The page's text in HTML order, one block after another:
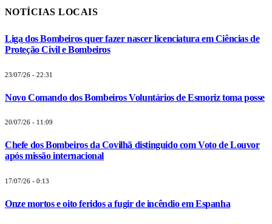
NOTÍCIAS LOCAIS
Liga dos Bombeiros quer fazer nascer licenciatura em Ciências de
Proteção Civil e Bombeiros
23/07/26 - 22:31
Novo Comando dos Bombeiros Voluntários de Esmoriz toma posse
20/07/26 - 11:09
Chefe dos Bombeiros da Covilhã distinguido com Voto de Louvor
após missão internacional
17/07/26 - 0:13
Onze mortos e oito feridos a fugir de incêndio em Espanha